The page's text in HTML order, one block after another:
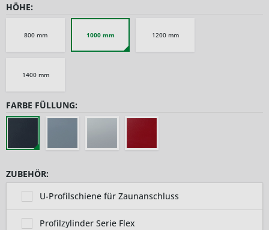
HÖHE:
800 mm 1000 mm 1200 mm
1400 mm
FARBE FÜLLUNG:
ZUBEHÖR:
U-Profilschiene für Zaunanschluss
Profilzylinder Serie Flex